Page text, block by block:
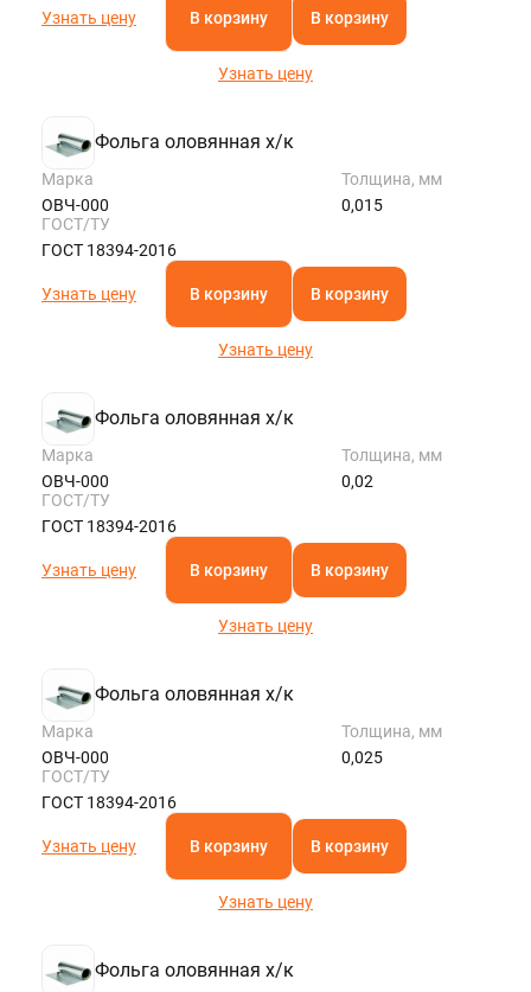
Узнать цену В корзину В корзину
Узнать цену
Фольга оловянная х/к
Марка
ОВЧ-000
Толщина, мм
0,015
ГОСТ/ТУ
ГОСТ 18394-2016
Узнать цену В корзину В корзину
Узнать цену
Фольга оловянная х/к
Марка
ОВЧ-000
Толщина, мм
0,02
ГОСТ/ТУ
ГОСТ 18394-2016
Узнать цену В корзину В корзину
Узнать цену
Фольга оловянная х/к
Марка
ОВЧ-000
Толщина, мм
0,025
ГОСТ/ТУ
ГОСТ 18394-2016
Узнать цену В корзину В корзину
Узнать цену
Фольга оловянная х/к